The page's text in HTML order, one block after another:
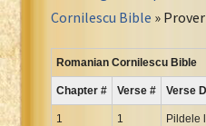
Russian Synodal 1876 Bible
Russian Synodal Bible Win-
Cornilescu Bible »
Romanian Cornilescu Bible
Chapter # Verse # Verse
1 1
Pildele